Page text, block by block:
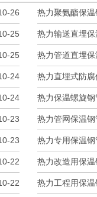
26 热力聚氨酯保温
25 热力输送直埋保
25 热力管道直埋保
24 热力直埋式防腐
24 热力保温螺旋钢
23 热力管网保温钢
23 热力专用保温钢
22 热力改造用保温
22 热力工程用保温